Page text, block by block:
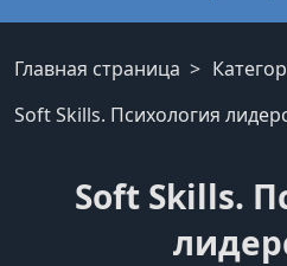
Главная страница
Soft Skills. Психология
Soft Skills.